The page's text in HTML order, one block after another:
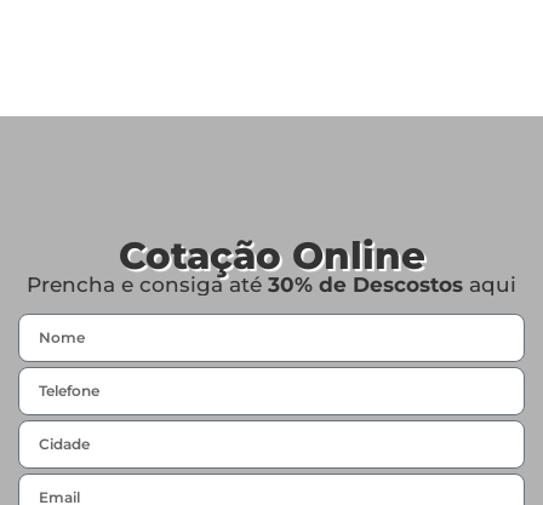
Cotação Online
Prencha e consiga até 30% de Descostos aqui